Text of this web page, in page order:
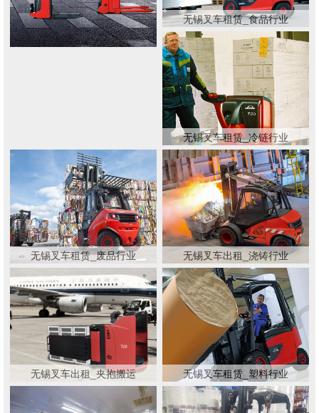
无锡叉车租赁_食品行业
无锡叉车租赁_冷链行业
无锡叉车租赁_废品行业 无锡叉车出租_浇铸行业
无锡叉车出租_夹抱搬运 无锡叉车租赁_塑料行业